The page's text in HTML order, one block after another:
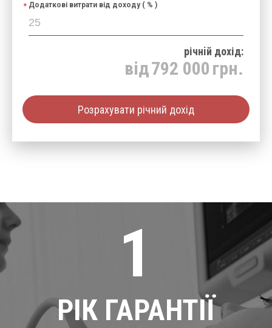
Додаткові витрати від доходу ( % )
річнiй дохід:
від792 000 грн.
Розрахувати річний дохід
1
РІК ГАРАНТІЇ